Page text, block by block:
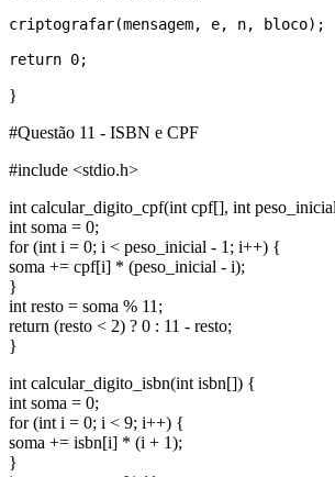
criptografar(mensagem, e, n, bloco);
}
#Questão 11 - ISBN e CPF
#include <stdio.h>
int calcular_digito_cpf(int cpf[], int
int soma = 0;
for (int i = 0; i < peso_inicial - 1; i++) {
soma += cpf[i] * (peso_inicial - i);
}
int resto = soma % 11;
return (resto < 2) ? 0 : 11 - resto;
}
int calcular_digito_isbn(int isbn[]) {
int soma = 0;
for (int i = 0; i < 9; i++) {
soma += isbn[i] * (i + 1);
}